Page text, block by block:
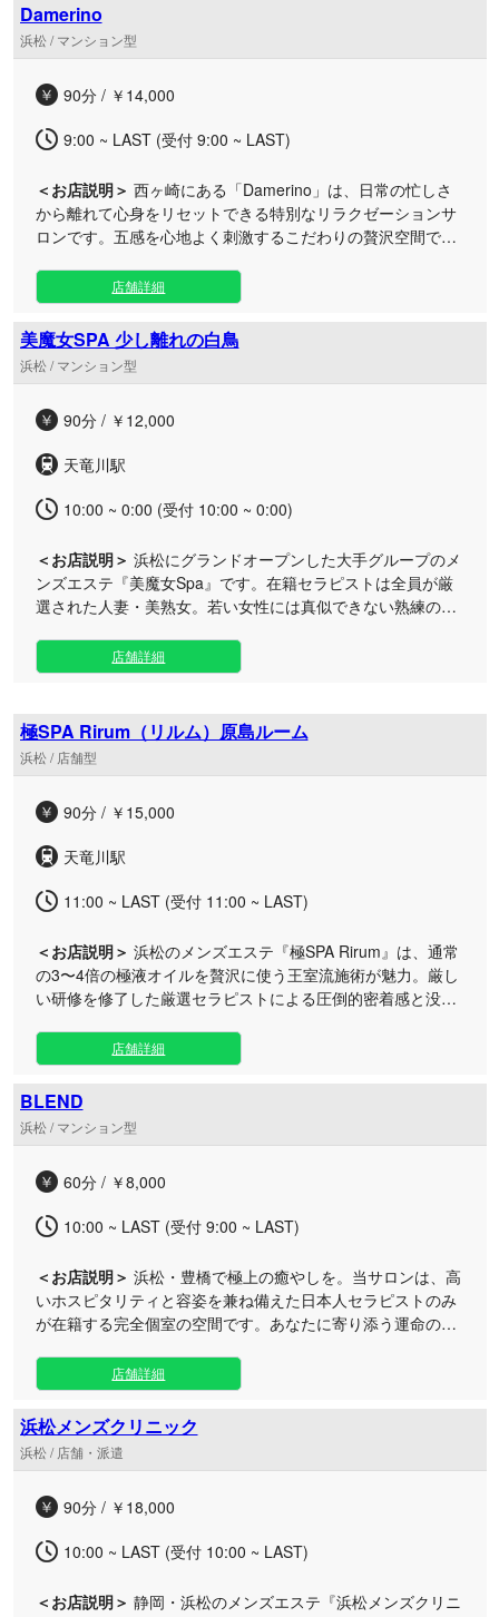
りとサービス精神にあふれ、お客様お一人おひとりの心と体
に寄り添います。いつもとは一味違う、濃厚でディープな癒
離れ、秘密の隠れ家で至福のひとときをどうぞごゆっくりお
Damerino
浜松 / マンション型
90分 / ￥14,000
9:00 ~ LAST (受付 9:00 ~ LAST)
＜お店説明＞ 西ヶ崎にある「Damerino」は、日常の忙しさ
から離れて心身をリセットできる特別なリラクゼーションサ
ロンです。五感を心地よく刺激するこだわりの贅沢空間で、
は、単なるマッサージにとどまらない「自分だけのプライベ
ートな癒し空間」です。照明の明るさ、心地よい音楽、心を
落ち着かせる香りなど、細部まで徹底的にこだわり、お客様
が心からリラックスできる環境を整えております。 さらに、
丁寧なアロマトリートメントやマッサージ施術はもちろん、
しい友人と過ごしているかのような、安心感と心地よいリズ
心もすっきりとリフレッシュできる当店だけの特別な時間
を、ぜひ一度ご体感ください。皆様のご来店を心よりお待ち
しております。
店舗詳細
美魔女SPA 少し離れの白鳥
浜松 / マンション型
90分 / ￥12,000
天竜川駅
10:00 ~ 0:00 (受付 10:00 ~ 0:00)
＜お店説明＞ 浜松にグランドオープンした大手グループのメ
ンズエステ『美魔女Spa』です。在籍セラピストは全員が厳
選された人妻・美熟女。若い女性には真似できない熟練のテ
違う、大人の色気あふれる極上の癒やしを体験してみません
か？ 年上好きな方はもちろん、若い女性による施術に物足り
ービス満点な時間をお届けします。 オールマイティな技術を
持つ美熟女たちが、細やかな気配りと究極の手技で、お客様
を未体験の心地よさへと誘います。誰にも邪魔されない空間
ください。
店舗詳細
極SPA Rirum（リルム）原島ルーム
浜松 / 店舗型
90分 / ￥15,000
天竜川駅
11:00 ~ LAST (受付 11:00 ~ LAST)
＜お店説明＞ 浜松のメンズエステ『極SPA Rirum』は、通常
の3〜4倍の極液オイルを贅沢に使う王室流施術が魅力。厳し
い研修を修了した厳選セラピストによる圧倒的密着感と没入
すべてのコースにディープリンパケアが含まれていること。
贅沢な極液オイルを惜しみなく使用し、お身体の深部までじ
っくりと解きほぐしていきます。技術指導と接客研修を重ね
た洗練されたセラピストたちが、お客様お一人おひとりに寄
り添った最高峰のおもてなしでお迎えいたします。 また、贅
ん。毎日の除菌や徹底した衛生管理により、圧倒的な清潔感
す。周囲を気にせず、心身ともに満たされる極上のひととき
ため、お車でのアクセスも快適です。さらに各種カード決済
にも対応し、スマートにご利用いただけます。日常の忙しさ
を忘れ、まるで王室の特別なお客様になったかのような至福
店舗詳細
BLEND
浜松 / マンション型
60分 / ￥8,000
10:00 ~ LAST (受付 9:00 ~ LAST)
＜お店説明＞ 浜松・豊橋で極上の癒やしを。当サロンは、高
いホスピタリティと容姿を兼ね備えた日本人セラピストのみ
が在籍する完全個室の空間です。あなたに寄り添う運命のセ
ルは、独自のこだわりで調合された無香料のオリジナルブレ
ンド。上質な質感でお肌を包み込み、蓄積された心身の緊張
を優しく深く解きほぐします。 他人の目を気にすることのな
い贅沢なプライベート空間だからこそ、手軽でありながら洗
練された最高級のボディトリートメントを心ゆくまでご堪能
の特別な時間を過ごしたい」そんな貴方のご期待に応える、
おります。
店舗詳細
浜松メンズクリニック
浜松 / 店舗・派遣
90分 / ￥18,000
10:00 ~ LAST (受付 10:00 ~ LAST)
＜お店説明＞ 静岡・浜松のメンズエステ『浜松メンズクリニ